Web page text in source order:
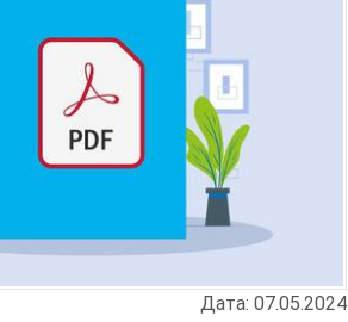
Дата: 07.05.2024